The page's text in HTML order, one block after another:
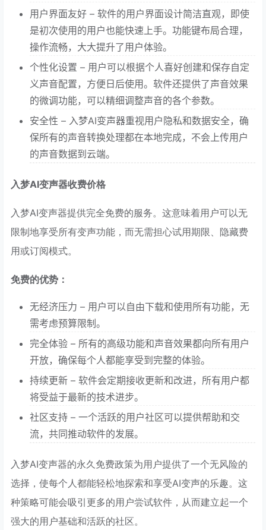
用户界面友好 – 软件的用户界面设计简洁直观，即使
是初次使用的用户也能快速上手。功能键布局合理，
操作流畅，大大提升了用户体验。
个性化设置 – 用户可以根据个人喜好创建和保存自定
义声音配置，方便日后使用。软件还提供了声音效果
的微调功能，可以精细调整声音的各个参数。
安全性 – 入梦AI变声器重视用户隐私和数据安全，确
保所有的声音转换处理都在本地完成，不会上传用户
的声音数据到云端。
入梦AI变声器收费价格
入梦AI变声器提供完全免费的服务。这意味着用户可以无
限制地享受所有变声功能，而无需担心试用期限、隐藏费
用或订阅模式。
免费的优势：
无经济压力 – 用户可以自由下载和使用所有功能，无
需考虑预算限制。
完全体验 – 所有的高级功能和声音效果都向所有用户
开放，确保每个人都能享受到完整的体验。
持续更新 – 软件会定期接收更新和改进，所有用户都
将受益于最新的技术进步。
社区支持 – 一个活跃的用户社区可以提供帮助和交
流，共同推动软件的发展。
入梦AI变声器的永久免费政策为用户提供了一个无风险的
选择，使每个人都能轻松地探索和享受AI变声的乐趣。这
种策略可能会吸引更多的用户尝试软件，从而建立起一个
强大的用户基础和活跃的社区。